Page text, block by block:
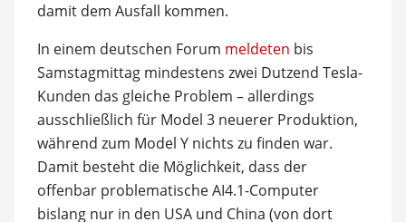
damit dem Ausfall kommen.
In einem deutschen Forum meldeten bis
Samstagmittag mindestens zwei Dutzend Tesla-
Kunden das gleiche Problem – allerdings
ausschließlich für Model 3 neuerer Produktion,
während zum Model Y nichts zu finden war.
Damit besteht die Möglichkeit, dass der
offenbar problematische AI4.1-Computer
bislang nur in den USA und China (von dort